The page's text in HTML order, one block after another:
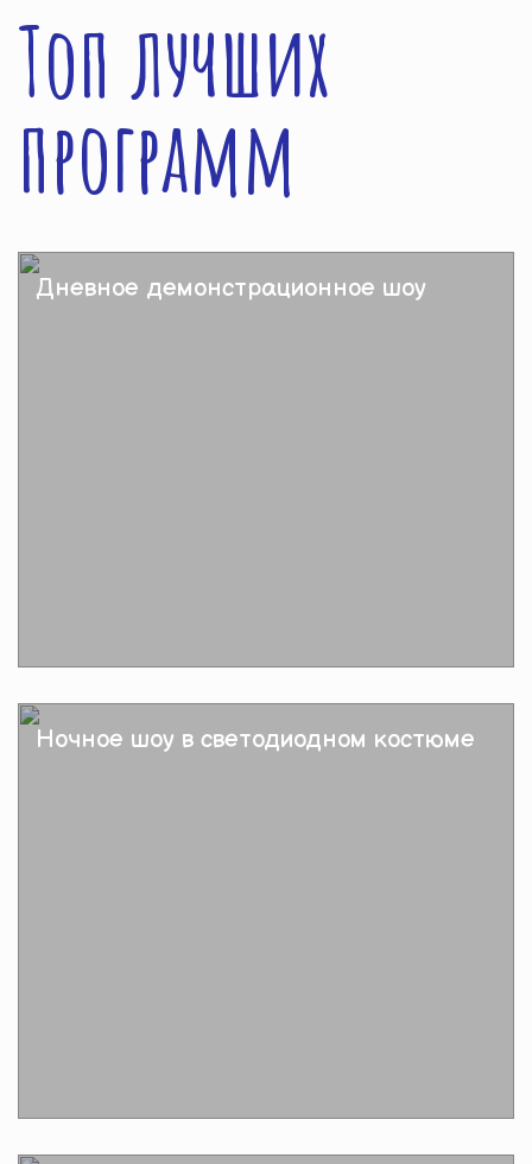
Топ лучших
программ
Дневное демонстрационное шоу
Подробнее
Ночное шоу в светодиодном костюме
Подробнее